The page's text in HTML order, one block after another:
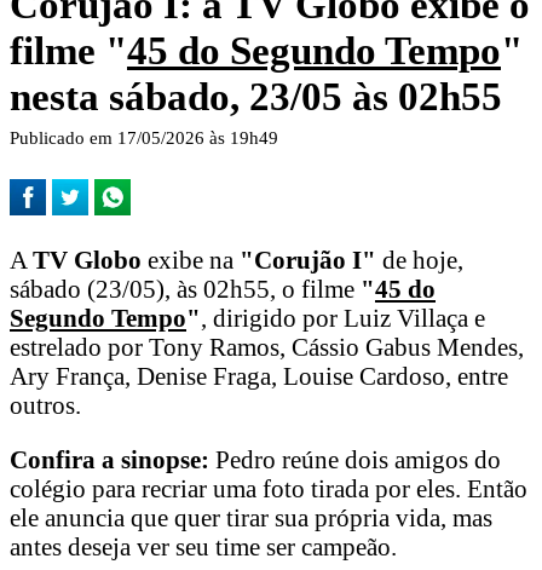
filme "45 do Segundo Tempo"
nesta sábado, 23/05 às 02h55
Publicado em 17/05/2026 às 19h49
A TV Globo exibe na "Corujão I" de hoje,
sábado (23/05), às 02h55, o filme "45 do
Segundo Tempo", dirigido por Luiz Villaça e
estrelado por Tony Ramos, Cássio Gabus Mendes,
Ary França, Denise Fraga, Louise Cardoso, entre
outros.
Confira a sinopse: Pedro reúne dois amigos do
colégio para recriar uma foto tirada por eles. Então
ele anuncia que quer tirar sua própria vida, mas
antes deseja ver seu time ser campeão.